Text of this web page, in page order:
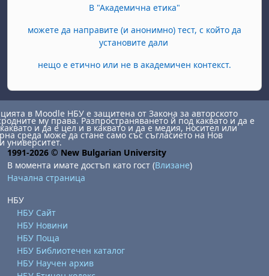
В "Академична етика"
можете да направите (и анонимно) тест, с който да
установите дали
нещо е етично или не в академичен контекст.
в Moodle НБУ е защитена от Закона за авторското
му права. Разпространяването й под каквато и да е
и да е цел и в каквато и да е медия, носител или
среда може да стане само със съгласието на Нов
университет.
1991-2026 © New Bulgarian University
В момента имате достъп като гост (Влизане)
Начална страница
НБУ
НБУ Сайт
НБУ Новини
НБУ Поща
НБУ Библиотечен каталог
НБУ Научен архив